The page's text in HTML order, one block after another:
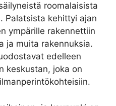
roomalaisista
Palatsista kehittyi ajan
ympärille rakennettiin
ja muita rakennuksia.
edelleen
keskustan, joka on